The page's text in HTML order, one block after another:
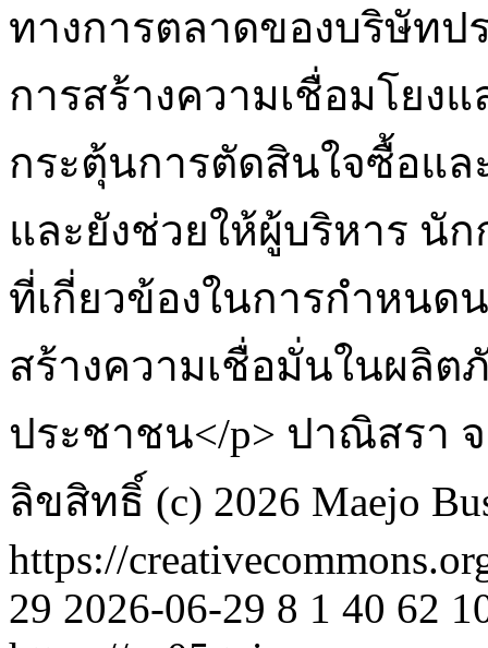
ทางการตลาดของบริษัท
การสร้างความเชื่อมโยง
กระตุ้นการตัดสินใจซื้อแล
และยังช่วยให้ผู้บริหาร นั
ที่เกี่ยวข้องในการกำหนด
สร้างความเชื่อมั่นในผลิ
ประชาชน</p> ปาณิสรา
ลิขสิทธิ์ (c) 2026 Maejo
https://
29 2026-06-29 8 1 40 62